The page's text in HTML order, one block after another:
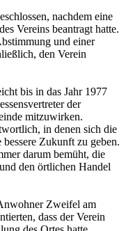
nachdem eine
Vereins beantragt hatte.
und einer
den Verein
bis in das Jahr 1977
der
mitzuwirken.
in denen sich die
Zukunft zu geben.
darum bemüht, die
den örtlichen Handel
Zweifel am
dass der Verein